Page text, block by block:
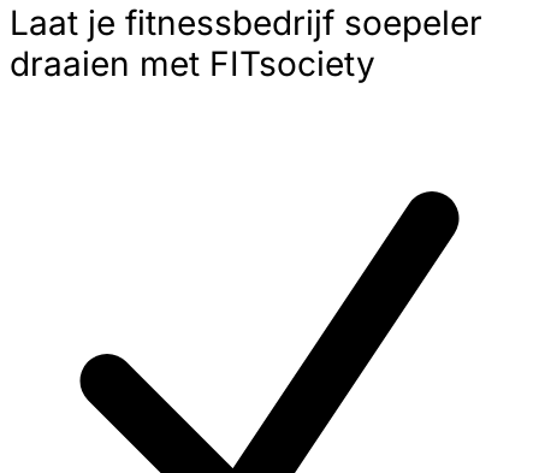
Laat je fitnessbedrijf soepeler
draaien met FITsociety